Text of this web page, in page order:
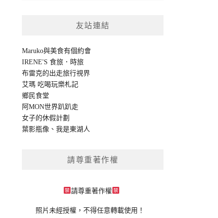
友站連結
Maruko與美食有個約會
IRENE'S 食旅．時旅
布雷克的出走旅行視界
艾瑪 吃喝玩樂札記
鄉民食堂
阿MON世界趴趴走
女子的休假計劃
葉影瓶像 、我是東湖人
請尊重著作權
請尊重著作權
照片未經授權，不得任意轉載使用！